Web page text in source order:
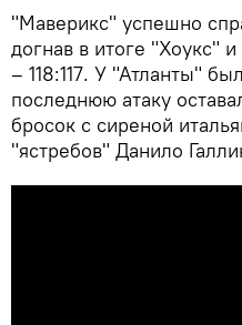
"Маверикс" успешно
догнав в итоге "Хоукс"
– 118:117. У "Атланты"
последнюю атаку
бросок с сиреной
"ястребов" Данило